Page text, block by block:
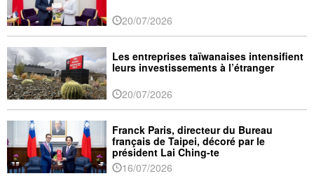
20/07/2026
Les entreprises taïwanaises intensifient
leurs investissements à l’étranger
20/07/2026
Franck Paris, directeur du Bureau
français de Taipei, décoré par le
président Lai Ching-te
16/07/2026